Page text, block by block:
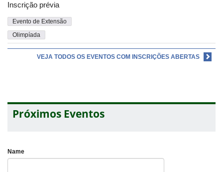
Inscrição prévia
Evento de Extensão
Olimpíada
VEJA TODOS OS EVENTOS COM INSCRIÇÕES ABERTAS
Próximos Eventos
Name